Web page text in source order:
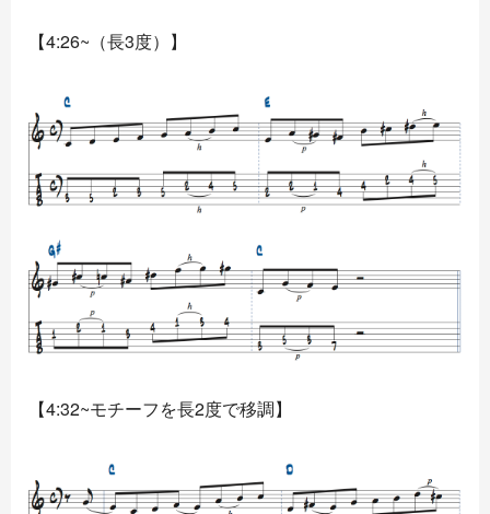
【4:26~（長3度）】
【4:32~モチーフを長2度で移調】